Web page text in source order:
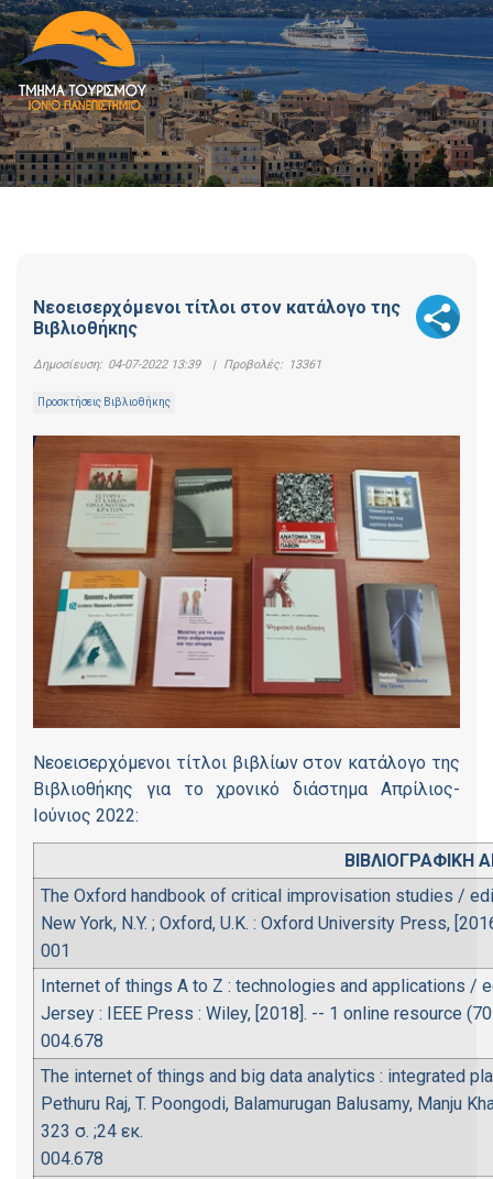
Νεοεισερχόμενοι τίτλοι στον κατάλογο της
Βιβλιοθήκης
Δημοσίευση: 04-07-2022 13:39 | Προβολές: 13361
Προσκτήσεις Βιβλιοθήκης
Νεοεισερχόμενοι τίτλοι βιβλίων στον κατάλογο της
Βιβλιοθήκης για το χρονικό διάστημα Απρίλιος-
Ιούνιος 2022:
ΒΙΒΛΙΟΓΡΑΦΙΚΗ
The Oxford handbook of critical improvisation studies /
New York, N.Y. ; Oxford, U.K. : Oxford University Press,
001
Internet of things A to Z : technologies and applications /
Jersey : IEEE Press : Wiley, [2018]. -- 1 online resource
004.678
The internet of things and big data analytics : integrated
Pethuru Raj, T. Poongodi, Balamurugan Balusamy, Manju
323 σ. ;24 εκ.
004.678